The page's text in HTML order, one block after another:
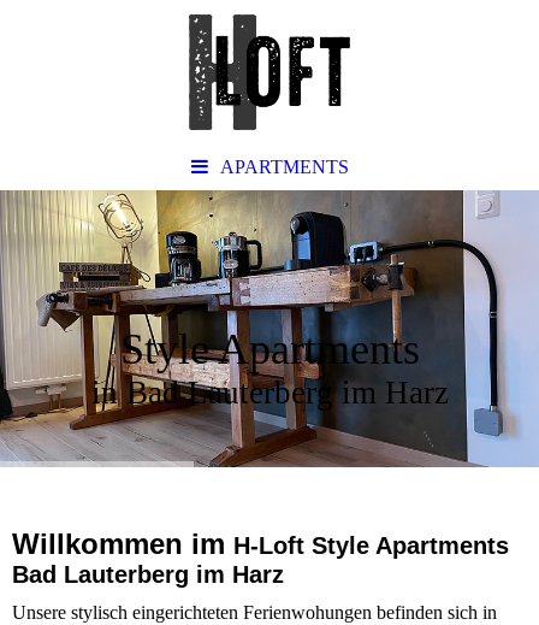
APARTMENTS
Style Apartments
in Bad Lauterberg im Harz
Willkommen im H-Loft Style Apartments
Bad Lauterberg im Harz
Unsere stylisch eingerichteten Ferienwohungen befinden sich in